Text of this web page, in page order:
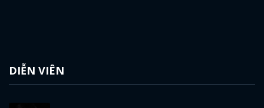
DIỄN VIÊN